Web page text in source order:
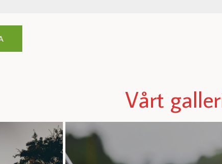
Vårt